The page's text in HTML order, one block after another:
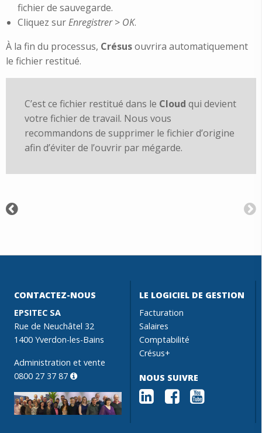
fichier de sauvegarde.
Cliquez surEnregistrer> OK.
À la fin du processus, Crésusouvrira automatiquement
le fichier restitué.
C’est ce fichier restitué dans le Cloud qui devient
votre fichier de travail. Nous vous
recommandons de supprimer le fichier d’origine
afin d’éviter de l’ouvrir par mégarde.
CONTACTEZ-NOUS
EPSITEC SA
Rue de Neuchâtel 32
1400 Yverdon-les-Bains
Administration et vente
0800 27 37 87
LE LOGICIEL DE GESTION
Facturation
Salaires
Comptabilité
Crésus+
NOUS SUIVRE